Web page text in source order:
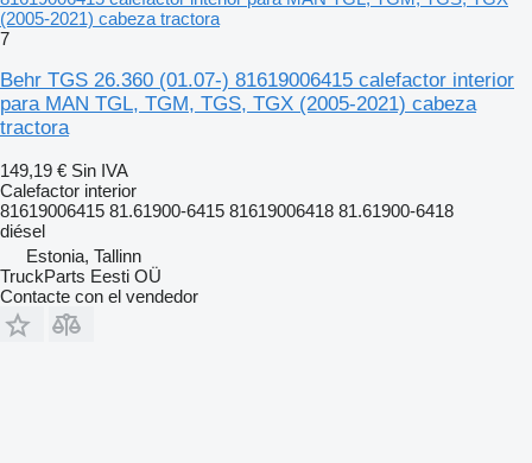
(2005-2021) cabeza tractora
7
Behr TGS 26.360 (01.07-) 81619006415 calefactor interior
para MAN TGL, TGM, TGS, TGX (2005-2021) cabeza
tractora
149,19 € Sin IVA
Calefactor interior
81619006415 81.61900-6415 81619006418 81.61900-6418
diésel
Estonia, Tallinn
TruckParts Eesti OÜ
Contacte con el vendedor